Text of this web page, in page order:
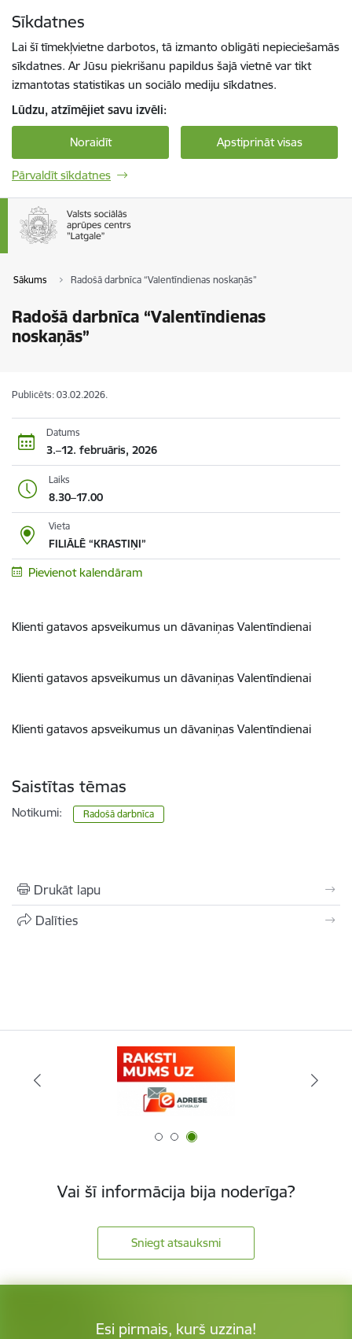
Sīkdatnes
Lai šī tīmekļvietne darbotos, tā izmanto obligāti nepieciešamās
sīkdatnes. Ar Jūsu piekrišanu papildus šajā vietnē var tikt
izmantotas statistikas un sociālo mediju sīkdatnes.
Lūdzu, atzīmējiet savu izvēli:
Noraidīt Apstiprināt visas
Pārvaldīt sīkdatnes
Sākums Radošā darbnīca “Valentīndienas noskaņās”
Radošā darbnīca “Valentīndienas
noskaņās”
Publicēts: 03.02.2026.
Datums
3.–12. februāris, 2026
Laiks
8.30–17.00
Vieta
FILIĀLĒ “KRASTIŅI”
Pievienot kalendāram
Klienti gatavos apsveikumus un dāvaniņas Valentīndienai
Klienti gatavos apsveikumus un dāvaniņas Valentīndienai
Klienti gatavos apsveikumus un dāvaniņas Valentīndienai
Saistītas tēmas
Notikumi: Radošā darbnīca
Drukāt lapu
Dalīties
Vai šī informācija bija noderīga?
Sniegt atsauksmi
Esi pirmais, kurš uzzina!